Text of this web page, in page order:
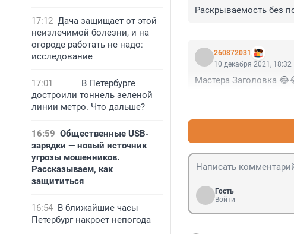
17:12 Дача защищает от этой
неизлечимой болезни, и на
огороде работать не надо:
исследование
17:01
В Петербурге
достроили тоннель зеленой
линии метро. Что дальше?
16:59 Общественные USB-
зарядки — новый источник
угрозы мошенников.
Рассказываем, как
защититься
16:54 В ближайшие часы
Петербург накроет непогода
Раскрываемость без
260872031
10 декабря 2021, 18:32
Мастера Заголовка
Гость
Войти